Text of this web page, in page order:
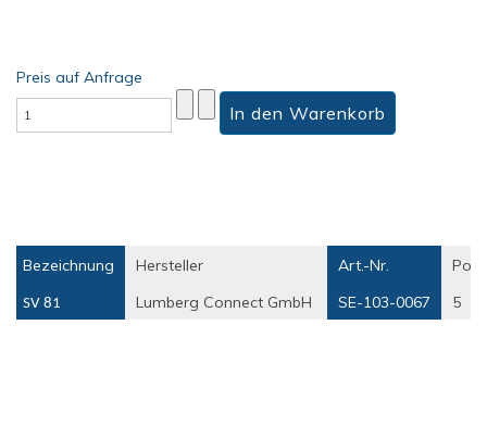
Preis auf Anfrage
Bezeichnung
SV 81
Hersteller
Lumberg Connect GmbH
Art.-Nr.
SE-103-0067
5